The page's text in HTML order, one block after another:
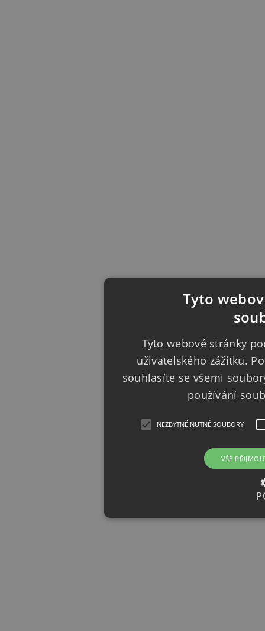
Tyto
Tyto webové stránky
uživatelského zážitku.
souhlasíte se všemi
používání
NEZBYTNĚ NUTNÉ SOUBORY
VŠE